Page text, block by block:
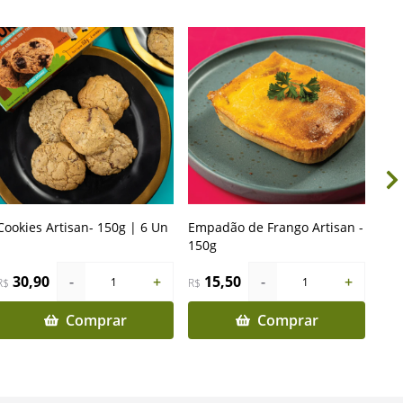
Artisan- 150g | 6 Un
30,90 - 1
+
Comprar
Empadão de Frango Artisan -
150g
R$ 15,50 - 1
+
Comprar